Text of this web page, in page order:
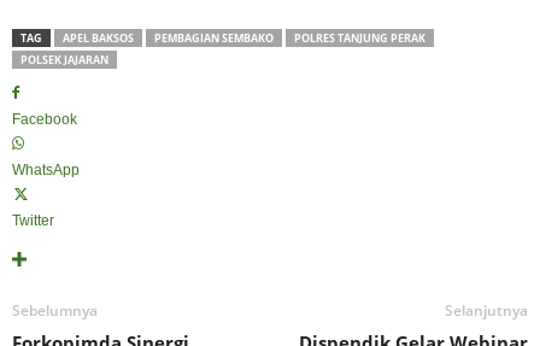
TAG APEL BAKSOS PEMBAGIAN SEMBAKO
POLRES TANJUNG PERAK
POLSEK JAJARAN
Facebook
WhatsApp
Twitter
Sebelumnya Selanjutnya